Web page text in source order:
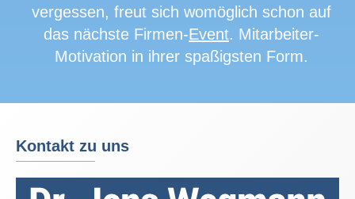
vergessen, freut sich womöglich schon auf
das nächste Firmen-Event. Mitarbeiter-
Motivation in ihrer spaßigsten Form.
Kontakt zu uns